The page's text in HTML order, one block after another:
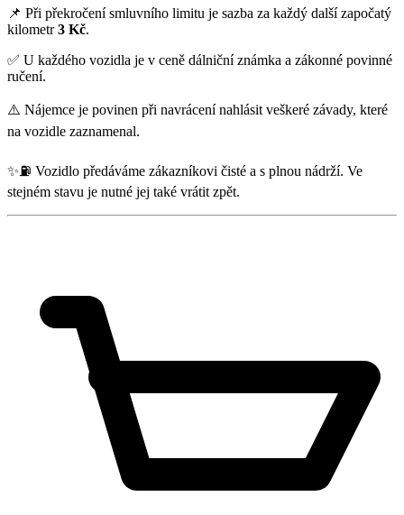
📌 Při překročení smluvního limitu je sazba za každý další započatý
kilometr3 Kč.
✅ U každého vozidla je v ceně dálniční známka a zákonné povinné
ručení.
⚠️ Nájemce je povinen při navrácení nahlásit veškeré závady, které
na vozidle zaznamenal.
✨⛽ Vozidlo předáváme zákazníkovi čisté a s plnou nádrží. Ve
stejném stavu je nutné jej také vrátit zpět.